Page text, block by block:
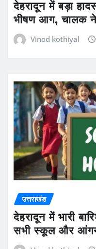
देहरादून में बड़ा
भीषण आग, चालक
Vinod kothiyal
उत्तराखंड
देहरादून में भारी
सभी स्कूल और